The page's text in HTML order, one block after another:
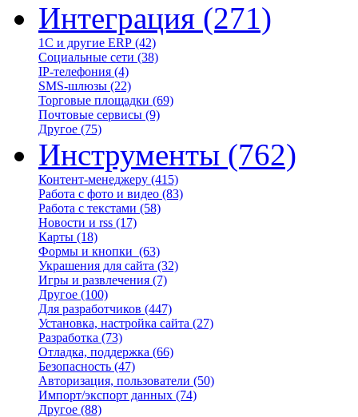
Интеграция (271)
1С и другие ERP (42)
Социальные сети (38)
IP-телефония (4)
SMS-шлюзы (22)
Торговые площадки (69)
Почтовые сервисы (9)
Другое (75)
Инструменты (762)
Контент-менеджеру (415)
Работа с фото и видео (83)
Работа с текстами (58)
Новости и rss (17)
Карты (18)
Формы и кнопки (63)
Украшения для сайта (32)
Игры и развлечения (7)
Другое (100)
Для разработчиков (447)
Установка, настройка сайта (27)
Разработка (73)
Отладка, поддержка (66)
Безопасность (47)
Авторизация, пользователи (50)
Импорт/экспорт данных (74)
Другое (88)